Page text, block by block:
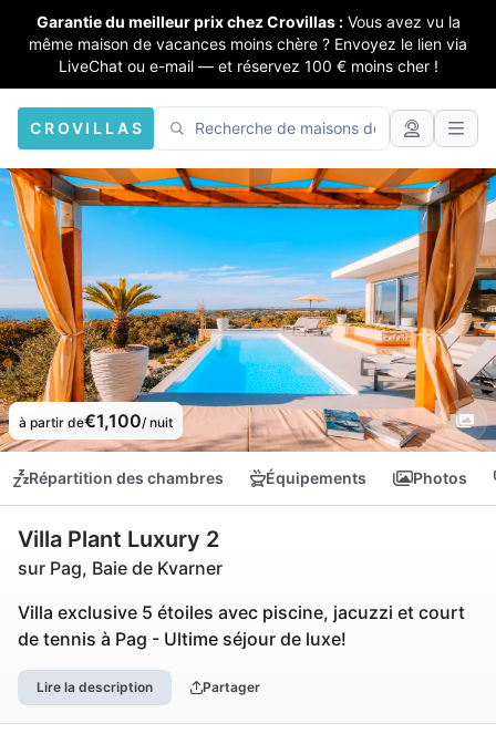
Garantie du meilleur prix chez Crovillas : Vous avez vu la
même maison de vacances moins chère ? Envoyez le lien via
LiveChat ou e-mail — et réservez 100 € moins cher !
CROVILLAS
à partir de€1,100/ nuit
Répartition des chambres Équipements Photos
Villa Plant Luxury 2
sur Pag, Baie de Kvarner
Villa exclusive 5 étoiles avec piscine, jacuzzi et court
de tennis à Pag - Ultime séjour de luxe!
Lire la description Partager